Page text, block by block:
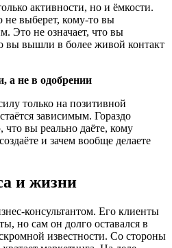
активности, но и ёмкости.
не выберет, кому-то вы
Это не означает, что вы
вы вышли в более живой контакт
а не в одобрении
только на позитивной
зависимым. Гораздо
что вы реально даёте, кому
и зачем вообще делаете
и жизни
консультантом. Его клиенты
но сам он долго оставался в
известности. Со стороны